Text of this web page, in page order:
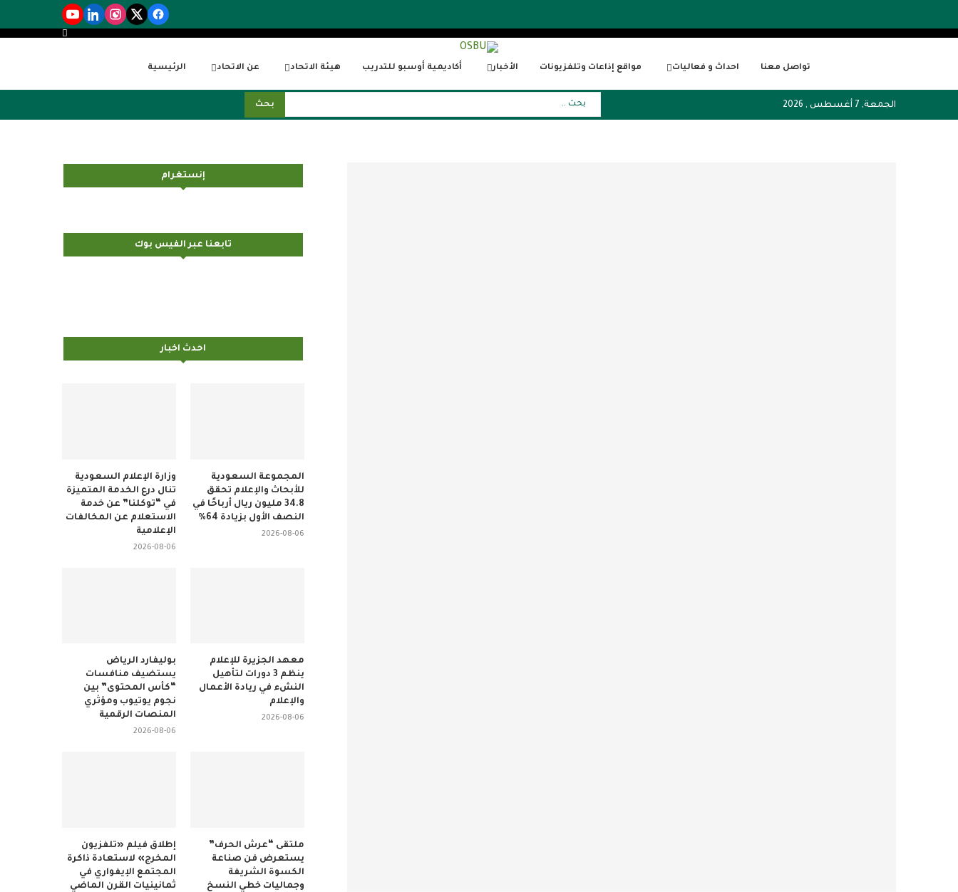
الرئيسية عن الاتحاد هيئة الاتحاد أكاديمية أوسبو للتدريب الأخبار مواقع إذاعات وتلفزيونات احداث و فعاليات تواصل معنا
الجمعة, 7 أغسطس , 2026 بحث
إنستغرام
تابعنا عبر الفيس بوك
احدث اخبار
وزارة الإعلام السعودية
تنال درع الخدمة المتميزة
في “توكلنا” عن خدمة
الاستعلام عن المخالفات
الإعلامية
2026-08-06
المجموعة السعودية
للأبحاث والإعلام تحقق
34.8 مليون ريال أرباحًا في
النصف الأول بزيادة 64%
2026-08-06
بوليفارد الرياض
يستضيف منافسات
“كأس المحتوى” بين
نجوم يوتيوب ومؤثري
المنصات الرقمية
2026-08-06
معهد الجزيرة للإعلام
ينظم 3 دورات لتأهيل
النشء في ريادة الأعمال
والإعلام
2026-08-06
إطلاق فيلم «تلفزيون
المخرج» لاستعادة ذاكرة
المجتمع الإيفواري في
ثمانينيات القرن الماضي
ملتقى “عرش الحرف”
يستعرض فن صناعة
الكسوة الشريفة
وجماليات خطي النسخ